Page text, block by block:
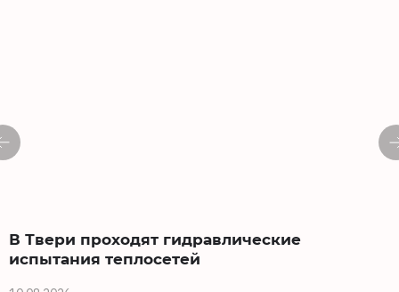
В Твери проходят гидравлические
испытания теплосетей